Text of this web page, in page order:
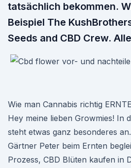
tatsächlich bekommen.
Beispiel The
Seeds and CBD Crew.
Wie man Cannabis richtig
Hey meine lieben Growmies! In
steht etwas ganz besonderes
Gärtner Peter beim Ernten
Prozess, CBD Blüten kaufen in